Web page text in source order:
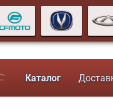
Каталог